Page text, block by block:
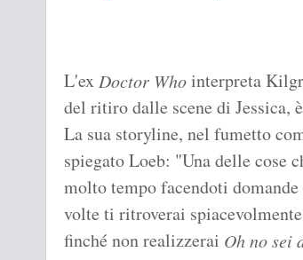
L'exDoctor Whointerpreta
del ritiro dalle scene di Jessica,
La sua storyline, nel fumetto
spiegato Loeb: "Una delle cose
molto tempo facendoti
volte ti ritroverai
finché non realizzerai Oh no sei